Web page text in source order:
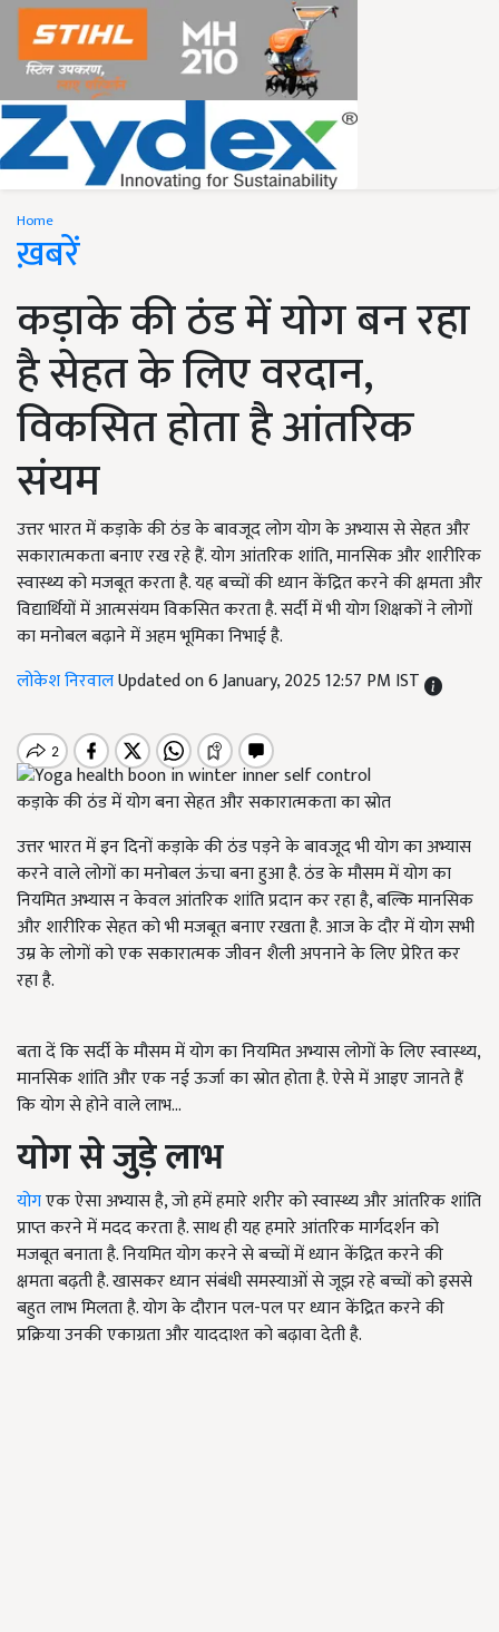
Home
ख़बरें
कड़ाके की ठंड में योग बन रहा
है सेहत के लिए वरदान,
विकसित होता है आंतरिक
संयम
उत्तर भारत में कड़ाके की ठंड के बावजूद लोग योग के अभ्यास से सेहत और
सकारात्मकता बनाए रख रहे हैं. योग आंतरिक शांति, मानसिक और शारीरिक
स्वास्थ्य को मजबूत करता है. यह बच्चों की ध्यान केंद्रित करने की क्षमता और
विद्यार्थियों में आत्मसंयम विकसित करता है. सर्दी में भी योग शिक्षकों ने लोगों
का मनोबल बढ़ाने में अहम भूमिका निभाई है.
लोकेश निरवालUpdated on 6 January, 2025 12:57 PM IST
कड़ाके की ठंड में योग बना सेहत और सकारात्मकता का स्रोत
उत्तर भारत में इन दिनों कड़ाके की ठंड पड़ने के बावजूद भी योग का अभ्यास
करने वाले लोगों का मनोबल ऊंचा बना हुआ है. ठंड के मौसम में योग का
नियमित अभ्यास न केवल आंतरिक शांति प्रदान कर रहा है, बल्कि मानसिक
और शारीरिक सेहत को भी मजबूत बनाए रखता है. आज के दौर में योग सभी
उम्र के लोगों को एक सकारात्मक जीवन शैली अपनाने के लिए प्रेरित कर
रहा है.
बता दें कि सर्दी के मौसम में योग का नियमित अभ्यास लोगों के लिए स्वास्थ्य,
मानसिक शांति और एक नई ऊर्जा का स्रोत होता है. ऐसे में आइए जानते हैं
कि योग से होने वाले लाभ...
योग से जुड़े लाभ
योगएक ऐसा अभ्यास है, जो हमें हमारे शरीर को स्वास्थ्य और आंतरिक शांति
प्राप्त करने में मदद करता है. साथ ही यह हमारे आंतरिक मार्गदर्शन को
मजबूत बनाता है. नियमित योग करने से बच्चों में ध्यान केंद्रित करने की
क्षमता बढ़ती है. खासकर ध्यान संबंधी समस्याओं से जूझ रहे बच्चों को इससे
बहुत लाभ मिलता है. योग के दौरान पल-पल पर ध्यान केंद्रित करने की
प्रक्रिया उनकी एकाग्रता और याददाश्त को बढ़ावा देती है.